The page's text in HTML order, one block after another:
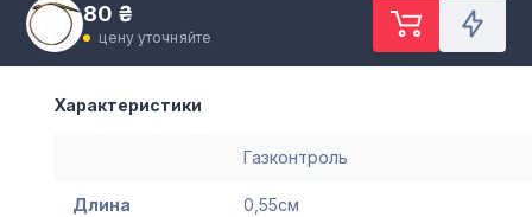
80 ₴
цену уточняйте
Характеристики
Газконтроль
Длина 0,55см